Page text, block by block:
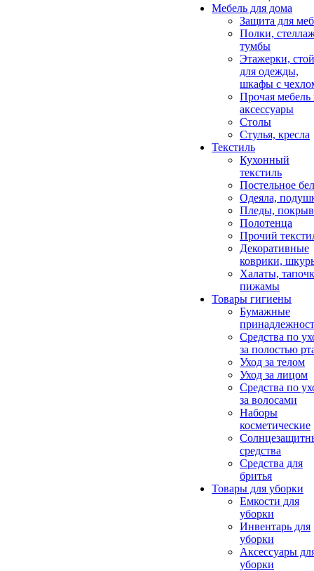
Мебель для дома
Защита для
Полки,
тумбы
Этажерки,
для одежды,
шкафы с
Прочая мебель
аксессуары
Столы
Стулья, кресла
Текстиль
Кухонный
текстиль
Постельное
Одеяла,
Пледы,
Полотенца
Прочий
Декоративные
коврики,
Халаты,
пижамы
Товары гигиены
Бумажные
Средства по
за полостью
Уход за телом
Уход за лицом
Средства по
за волосами
Наборы
косметические
средства
Средства для
бритья
Товары для уборки
Емкости для
уборки
Инвентарь для
уборки
Аксессуары
уборки